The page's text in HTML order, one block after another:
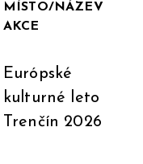
MÍSTO/NÁZEV
AKCE
Európské
kulturné leto
Trenčín 2026